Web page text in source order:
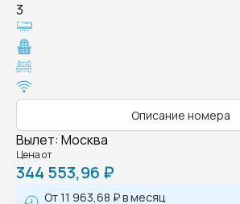
3
Описание номера
Вылет: Москва
Цена от
344 553,96 ₽
От11 963,68 ₽в месяц